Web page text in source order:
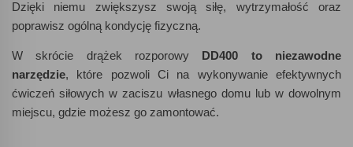
Dzięki niemu zwiększysz swoją siłę, wytrzymałość oraz
poprawisz ogólną kondycję fizyczną.
W skrócie drążek rozporowy DD400 to niezawodne
narzędzie, które pozwoli Ci na wykonywanie efektywnych
ćwiczeń siłowych w zaciszu własnego domu lub w dowolnym
miejscu, gdzie możesz go zamontować.